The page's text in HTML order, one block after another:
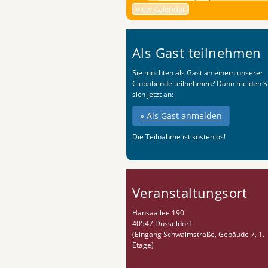
View Calendar
Als Gast teilnehmen
Sie möchten als Gast an einem unserer
Clubabende teilnehmen? Dann melden
sich jetzt an:
» Als Gast anmelden
Die Teilnahme ist kostenlos!
Veranstaltungsort
Hansaallee 190
40547 Düsseldorf
(Eingang Schwalmstraße, Gebäude 7, 1.
Etage)